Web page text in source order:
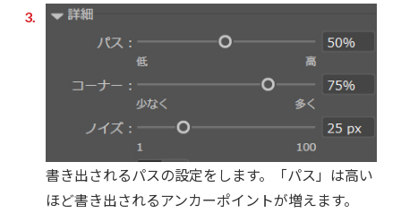
書き出されるパスの設定をします。「パス」は高い
ほど書き出されるアンカーポイントが増えます。